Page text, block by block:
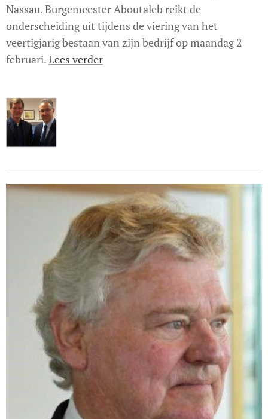
Nassau. Burgemeester Aboutaleb reikt de
onderscheiding uit tijdens de viering van het
veertigjarig bestaan van zijn bedrijf op maandag 2
februari.Lees verder